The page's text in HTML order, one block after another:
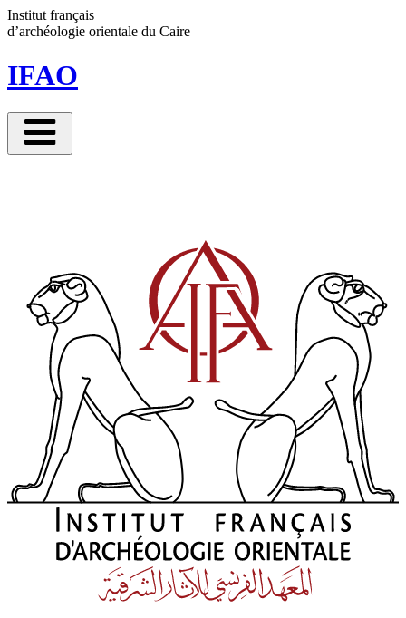
Institut français
d’archéologie orientale du Caire
IFAO
Panneau de gestion des cookies